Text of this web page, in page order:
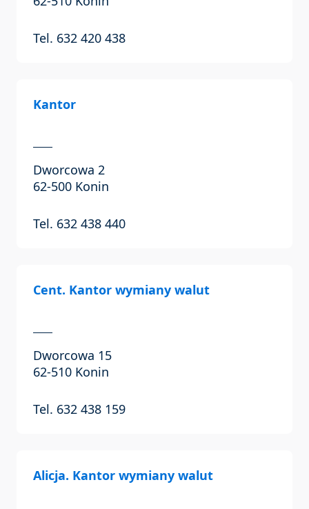
Tel. 632 420 438
Kantor
Dworcowa 2
62-500 Konin
Tel. 632 438 440
Cent. Kantor wymiany walut
Dworcowa 15
62-510 Konin
Tel. 632 438 159
Alicja. Kantor wymiany walut